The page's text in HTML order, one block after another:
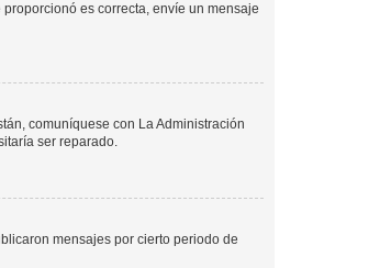
es correcta, envíe un mensaje
comuníquese con La Administración
ser reparado.
mensajes por cierto periodo de